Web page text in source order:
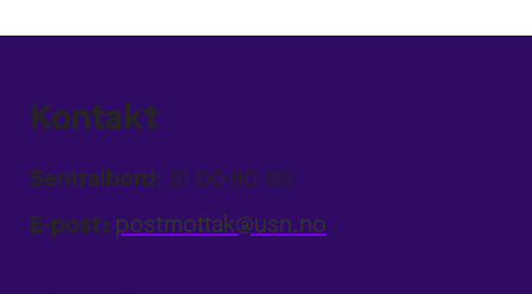
Kontakt
Sentralbord: 31 00 80 00
E-post: postmottak@usn.no